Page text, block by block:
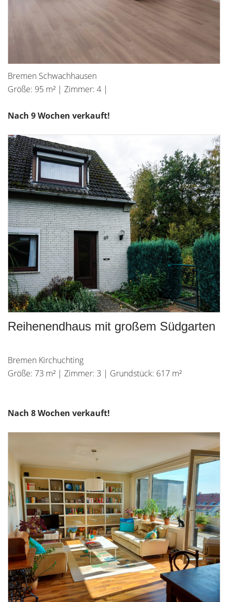
Bremen Schwachhausen
Größe: 95 m² | Zimmer: 4 |
Nach 9 Wochen verkauft!
Reihenendhaus mit großem Südgarten
Bremen Kirchuchting
Größe: 73 m² | Zimmer: 3 | Grundstück: 617 m²
Nach 8 Wochen verkauft!